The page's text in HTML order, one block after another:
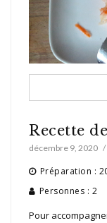
Recette
décembre 9, 2020
Préparation :
Personnes : 2
Pour